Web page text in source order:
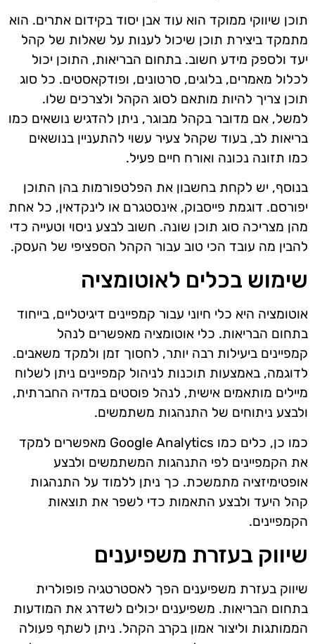
תוכן שיווקי ממוקד הוא עוד אבן יסוד בקידום אתרים. הוא
מתמקד ביצירת תוכן שיכול לענות על שאלות של קהל
יעד ולספק מידע חשוב. בתחום הבריאות, התוכן יכול
לכלול מאמרים, בלוגים, סרטונים, ופודקאסטים. כל סוג
תוכן צריך להיות מותאם לסוג הקהל ולצרכים שלו.
למשל, אם מדובר בקהל מבוגר, ניתן להדגיש נושאים כמו
בריאות לב, בעוד שקהל צעיר עשוי להתעניין בנושאים
כמו תזונה נכונה ואורח חיים פעיל.
בנוסף, יש לקחת בחשבון את הפלטפורמות בהן התוכן
יפורסם. דוגמת פייסבוק, אינסטגרם או לינקדאין, כל אחת
מהן מצריכה סוג תוכן שונה. חשוב לבצע ניסוי וטעייה כדי
להבין מה עובד הכי טוב עבור הקהל הספציפי של העסק.
שימוש בכלים לאוטומציה
אוטומציה היא כלי חיוני עבור קמפיינים דיגיטליים, בייחוד
בתחום הבריאות. כלי אוטומציה מאפשרים לנהל
קמפיינים ביעילות רבה יותר, לחסוך זמן ולמקד משאבים.
לדוגמה, באמצעות תוכנות לניהול קמפיינים ניתן לשלוח
מיילים מותאמים אישית, לנהל פוסטים במדיה החברתית,
ולבצע ניתוחים של התנהגות משתמשים.
כמו כן, כלים כמו Google Analytics מאפשרים למקד
את הקמפיינים לפי התנהגות המשתמשים ולבצע
אופטימיזציה מתמשכת. כך ניתן ללמוד על התנהגות
קהל היעד ולבצע התאמות כדי לשפר את תוצאות
הקמפיינים.
שיווק בעזרת משפיענים
שיווק בעזרת משפיענים הפך לאסטרטגיה פופולרית
בתחום הבריאות. משפיענים יכולים לשדרג את המודעות
הממותגות וליצור אמון בקרב הקהל. ניתן לשתף פעולה